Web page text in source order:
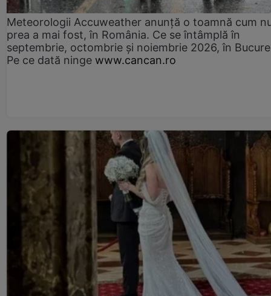
Meteorologii Accuweather anunță o toamnă cum
prea a mai fost, în România. Ce se întâmplă în
septembrie, octombrie și noiembrie 2026, în
Pe ce dată ninge www.cancan.ro